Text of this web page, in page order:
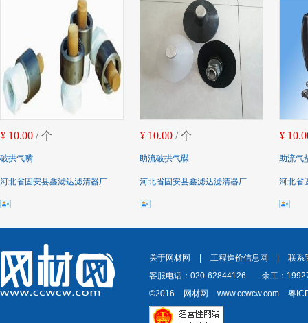
¥ 10.00 / 个
破拱气嘴
河北省固安县鑫滤达滤清器厂
¥ 10.00 / 个
助流破拱气碟
河北省固安县鑫滤达滤清器厂
¥
助流气
河北省
关于网材网 工程造价信息网
联系
客服电话：020-62844126
余工：
©2016
网材网 www.ccwcw.com 粤